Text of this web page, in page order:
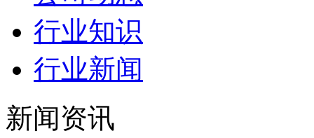
行业知识
行业新闻
新闻资讯